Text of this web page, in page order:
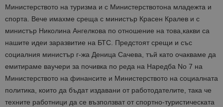
Министерството на туризма и с Министерствотона младежта и
спорта. Вече имахме среща с министър Красен Кралев и с
министър Николина Ангелкова по отношение на това,какви са
нашите идеи заразвитие на БТС. Предстоят срещи и със
социалния министър г-жа Деница Сачева, тъй като очакваме да
емитираме ваучери за почивка по реда на Наредба No 7 на
Министерството на финансите и Министерството на социалната
политика, които да бъдат издавани от работодателите, така че
техните работници да се възползват от спортно-туристическата
Google
за
сесията.
_ga_FK650GXHRZ
.bgtourism.bg
1 година
Google
за
сесията.
_ga
Google LLC
.bgtourism.bg
1 година
1 месец
Името на
бисквитка